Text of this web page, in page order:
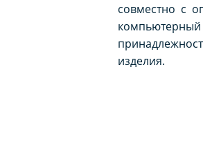
совместно с
изделия.